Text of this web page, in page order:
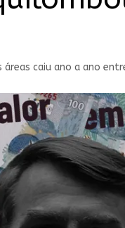
caiu ano a ano